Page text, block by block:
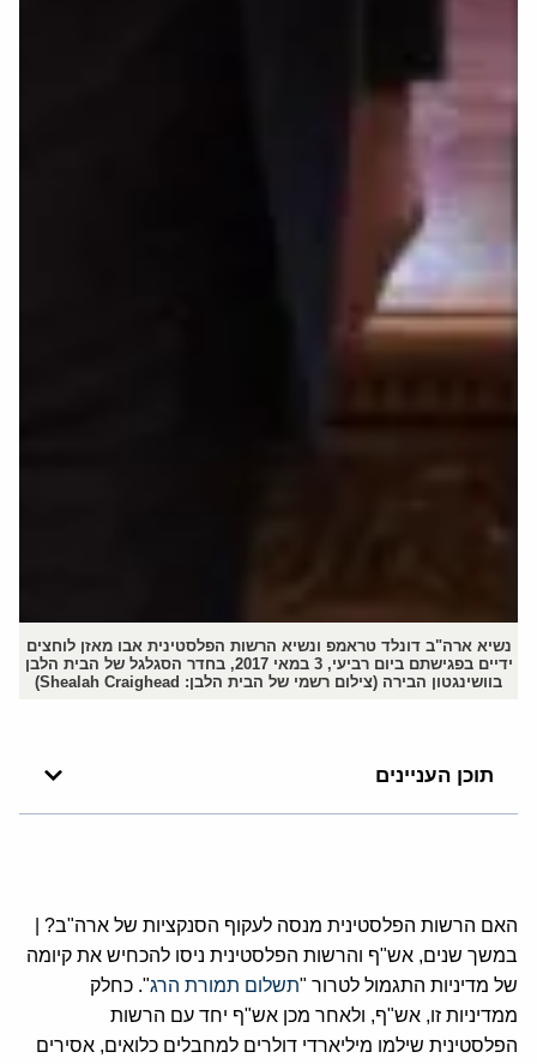
נשיא ארה"ב דונלד טראמפ ונשיא הרשות הפלסטינית אבו מאזן לוחצים
ידיים בפגישתם ביום רביעי, 3 במאי 2017, בחדר הסגלגל של הבית הלבן
בוושינגטון הבירה (צילום רשמי של הבית הלבן: Shealah Craighead)
תוכן העניינים
האם הרשות הפלסטינית מנסה לעקוף הסנקציות של ארה"ב? |
במשך שנים, אש"ף והרשות הפלסטינית ניסו להכחיש את קיומה
של מדיניות התגמול לטרור "תשלום תמורת הרג". כחלק
ממדיניות זו, אש"ף, ולאחר מכן אש"ף יחד עם הרשות
הפלסטינית שילמו מיליארדי דולרים למחבלים כלואים, אסירים